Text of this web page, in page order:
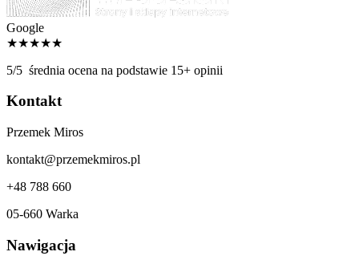
Google
★★★★★
5/5 średnia ocena na podstawie 15+ opinii
Kontakt
Przemek Miros
kontakt@przemekmiros.pl
+48 788 660
05-660 Warka
Nawigacja